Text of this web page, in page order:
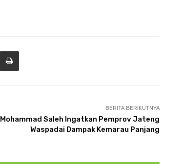
BERITA BERIKUTNYA
Mohammad Saleh Ingatkan Pemprov Jateng
Waspadai Dampak Kemarau Panjang